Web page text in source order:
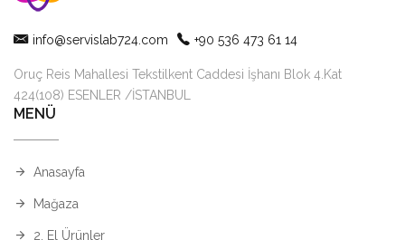
info@servislab724.com +90 536 473 61 14
Oruç Reis Mahallesi Tekstilkent Caddesi İşhanı Blok 4.Kat
424(108) ESENLER /İSTANBUL
MENÜ
Anasayfa
Mağaza
2. El Ürünler